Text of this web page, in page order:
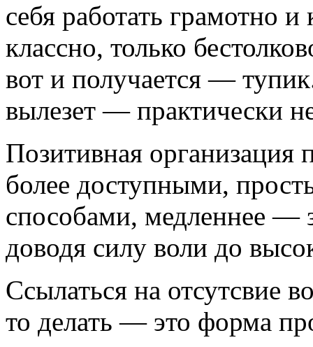
себя работать грамотно и
классно, только
вот и получается —
вылезет — практически
Позитивная организация
более доступными,
способами, медленнее —
доводя силу воли до
Ссылаться на отсутсвие
то делать — это форма